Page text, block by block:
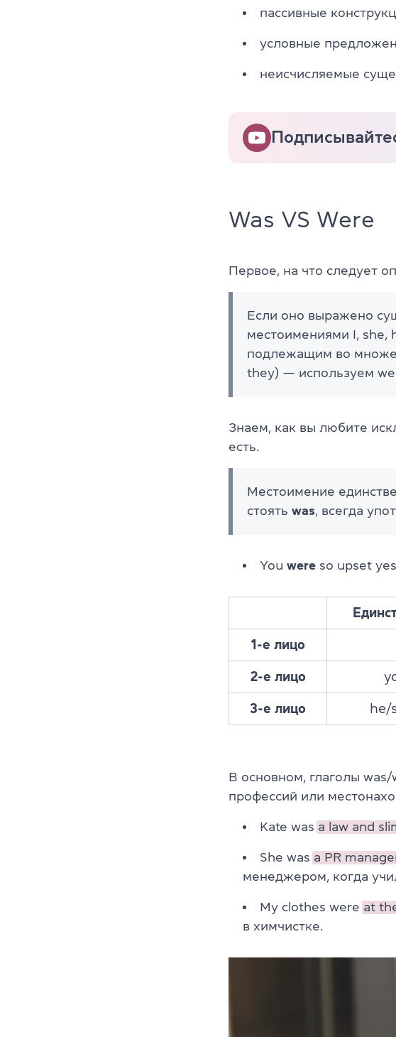
пассивные
условные
неисчисляемые
Was VS Were
Первое, на что следует
Если оно выражено
местоимениями I, she,
подлежащим во
they) — используем
Знаем, как вы любите
есть.
Местоимение
стоять was, всегда
You were so upset
1-е лицо
2-е лицо
3-е лицо he/
В основном, глаголы
профессий или
Kate was a law and
She was a PR
менеджером, когда
My clothes were at
в химчистке.